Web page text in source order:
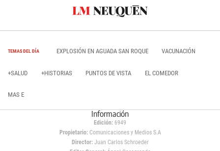
TEMAS DEL DÍA EXPLOSIÓN EN AGUADA SAN ROQUE VACUNACIÓN
+SALUD +HISTORIAS PUNTOS DE VISTA EL COMEDOR
MAS E
Información
Edición: 6949
Propietario:Comunicaciones y Medios S.A
Director: Juan Carlos Schroeder